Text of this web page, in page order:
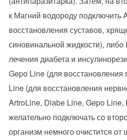
к Магний водороду подключить
восстановления суставов,
синовинальной жидкости),
лечения диабета и
Gepo Line (для восстановления
Line (для восстановления
ArtroLine, Diabe Line, Gepo Line,
желательно подключать со
организм немного очистится от